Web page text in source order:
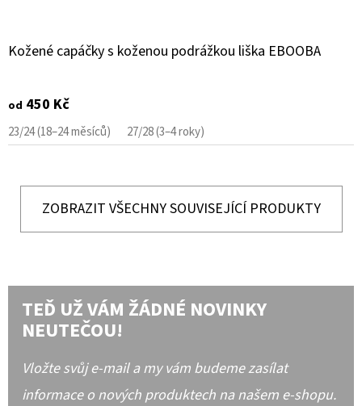
Kožené capáčky s koženou podrážkou liška EBOOBA
od 450 Kč
23/24 (18–24 měsíců) 27/28 (3–4 roky)
ZOBRAZIT VŠECHNY SOUVISEJÍCÍ PRODUKTY
TEĎ UŽ VÁM ŽÁDNÉ NOVINKY
NEUTEČOU!
Vložte svůj e-mail a my vám budeme zasílat
informace o nových produktech na našem e-shopu.